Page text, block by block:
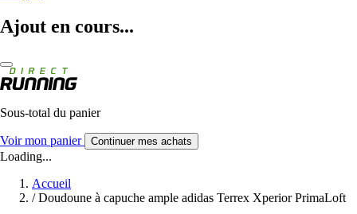
Ajout en cours...
Sous-total du panier
Voir mon panier Continuer mes achats
Loading...
Accueil
/ Doudoune à capuche ample adidas Terrex Xperior PrimaLoft